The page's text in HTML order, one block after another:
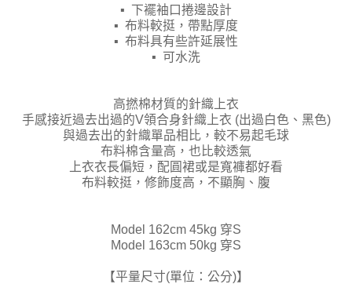
▪ 下襬袖口捲邊設計
▪ 布料較挺，帶點厚度
▪ 布料具有些許延展性
▪ 可水洗
高撚棉材質的針織上衣
手感接近過去出過的V領合身針織上衣 (出過白色、黑色)
與過去出的針織單品相比，較不易起毛球
布料棉含量高，也比較透氣
上衣衣長偏短，配圓裙或是寬褲都好看
布料較挺，修飾度高，不顯胸、腹
Model 162cm 45kg 穿S
Model 163cm 50kg 穿S
【平量尺寸(單位：公分)】